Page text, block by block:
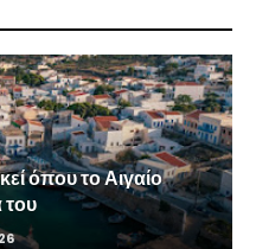
όπου το Αιγαίο
του